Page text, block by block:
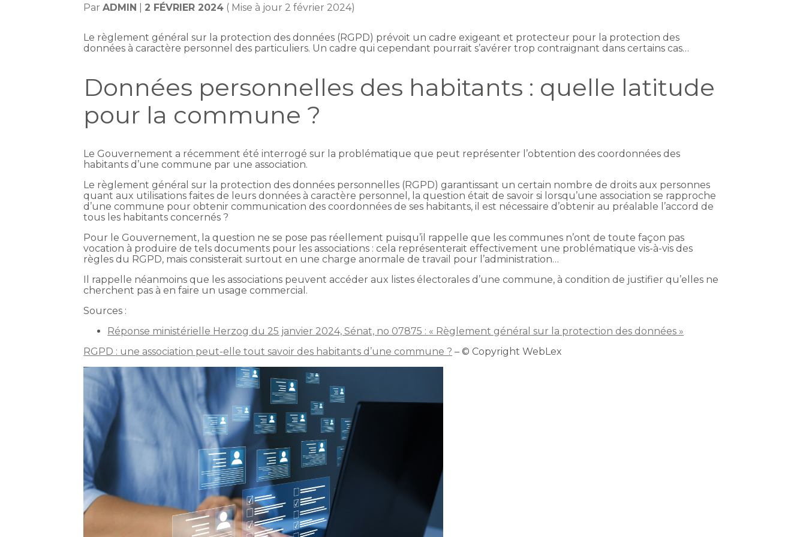
ParADMIN 2 FÉVRIER 2024 ( Mise à jour 2 février 2024)
Le règlement général sur la protection des données (RGPD) prévoit un cadre exigeant et protecteur pour la protection des
données à caractère personnel des particuliers. Un cadre qui cependant pourrait s’avérer trop contraignant dans certains cas…
Données personnelles des habitants : quelle latitude
pour la commune ?
Le Gouvernement a récemment été interrogé sur la problématique que peut représenter l’obtention des coordonnées des
habitants d’une commune par une association.
Le règlement général sur la protection des données personnelles (RGPD) garantissant un certain nombre de droits aux personnes
quant aux utilisations faites de leurs données à caractère personnel, la question était de savoir si lorsqu’une association se rapproche
d’une commune pour obtenir communication des coordonnées de ses habitants, il est nécessaire d’obtenir au préalable l’accord de
tous les habitants concernés ?
Pour le Gouvernement, la question ne se pose pas réellement puisqu’il rappelle que les communes n’ont de toute façon pas
vocation à produire de tels documents pour les associations : cela représenterait effectivement une problématique vis-à-vis des
règles du RGPD, mais consisterait surtout en une charge anormale de travail pour l’administration…
Il rappelle néanmoins que les associations peuvent accéder aux listes électorales d’une commune, à condition de justifier qu’elles ne
cherchent pas à en faire un usage commercial.
Sources :
Réponse ministérielle Herzog du 25 janvier 2024, Sénat, no 07875 : « Règlement général sur la protection des données »
RGPD : une association peut-elle tout savoir des habitants d’une commune ? – © Copyright WebLex